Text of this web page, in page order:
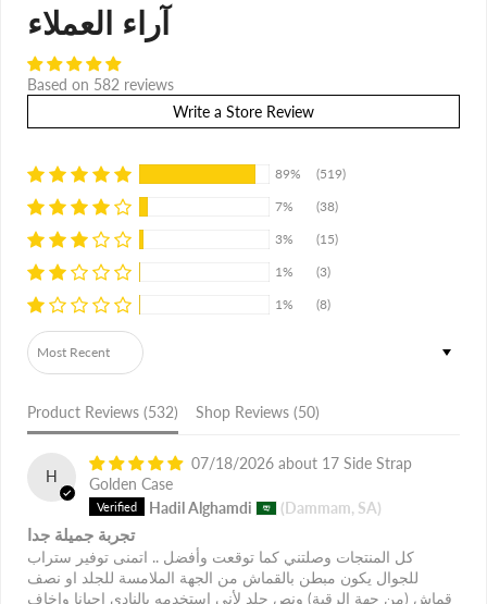
آراء العملاء
Based on 582 reviews
Write a Store Review
89%
(519)
7%
(38)
3%
(15)
1%
(3)
1%
(8)
Sort by
Product Reviews (532) Shop Reviews (50)
H
07/18/2026
17 Side Strap
Golden Case
Hadil Alghamdi
(Dammam, SA)
تجربة جميلة جدا
كل المنتجات وصلتني كما توقعت وأفضل .. اتمنى توفير ستراب
للجوال يكون مبطن بالقماش من الجهة الملامسة للجلد او نصف
قماش (من جهة الرقبة) ونص جلد لأني استخدمه بالنادي احيانا واخاف